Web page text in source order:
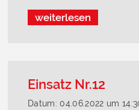
weiterlesen
Einsatz Nr.12
Datum: 04.06.2022 um